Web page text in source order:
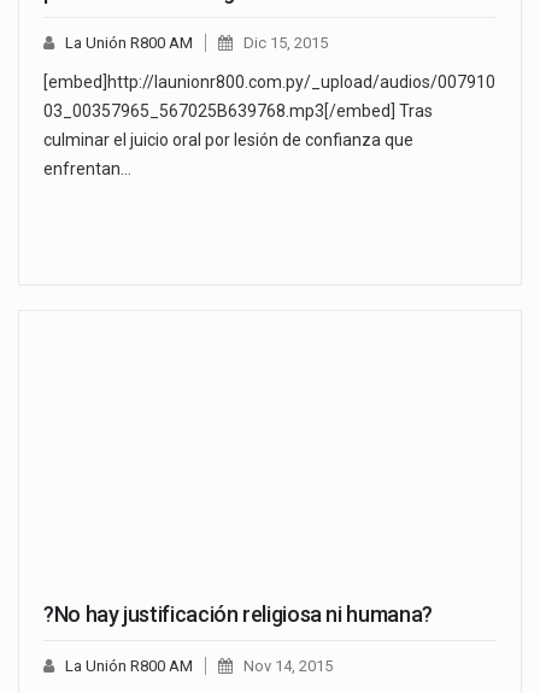
La Unión R800 AM Dic 15, 2015
[embed]http://launionr800.com.py/_upload/audios/007910
03_00357965_567025B639768.mp3[/embed] Tras
culminar el juicio oral por lesión de confianza que
enfrentan…
?No hay justificación religiosa ni humana?
La Unión R800 AM Nov 14, 2015